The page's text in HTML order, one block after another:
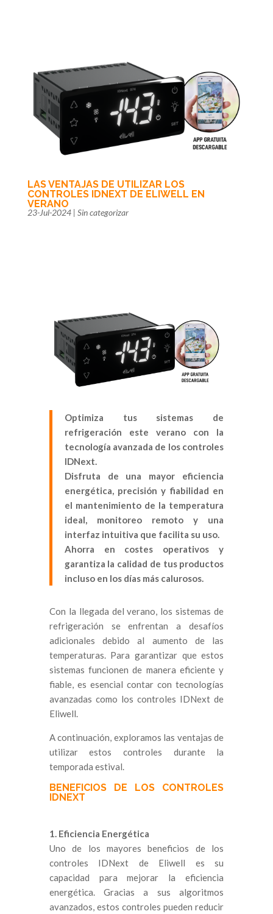
LAS VENTAJAS DE UTILIZAR LOS
CONTROLES IDNEXT DE ELIWELL EN
VERANO
23-Jul-2024| Sin categorizar
Optimiza tus sistemas de
refrigeración este verano con la
tecnología avanzada de los controles
IDNext.
Disfruta de una mayor eficiencia
energética, precisión y fiabilidad en
el mantenimiento de la temperatura
ideal, monitoreo remoto y una
interfaz intuitiva que facilita su uso.
Ahorra en costes operativos y
garantiza la calidad de tus productos
incluso en los días más calurosos.
Con la llegada del verano, los sistemas de
refrigeración se enfrentan a desafíos
adicionales debido al aumento de las
temperaturas. Para garantizar que estos
sistemas funcionen de manera eficiente y
fiable, es esencial contar con tecnologías
avanzadas como los controles IDNext de
Eliwell.
A continuación, exploramos las ventajas de
utilizar estos controles durante la
temporada estival.
BENEFICIOS DE LOS CONTROLES
IDNEXT
1. Eficiencia Energética
Uno de los mayores beneficios de los
controles IDNext de Eliwell es su
capacidad para mejorar la eficiencia
energética. Gracias a sus algoritmos
avanzados, estos controles pueden reducir